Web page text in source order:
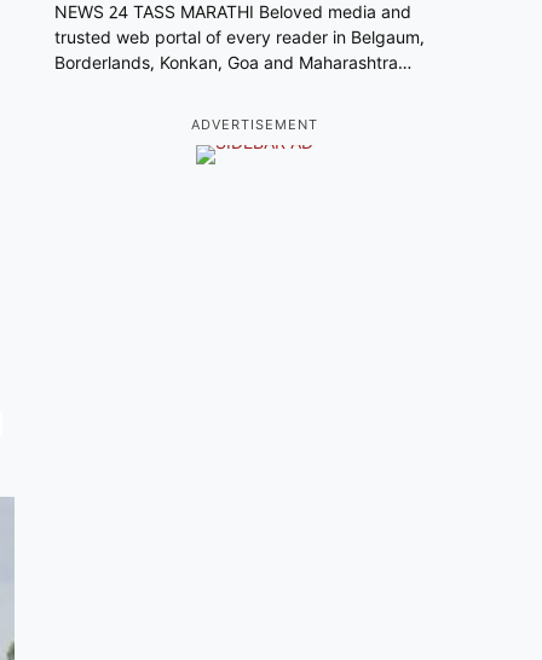
NEWS 24 TASS MARATHI Beloved media and
trusted web portal of every reader in Belgaum,
Borderlands, Konkan, Goa and Maharashtra…
ADVERTISEMENT